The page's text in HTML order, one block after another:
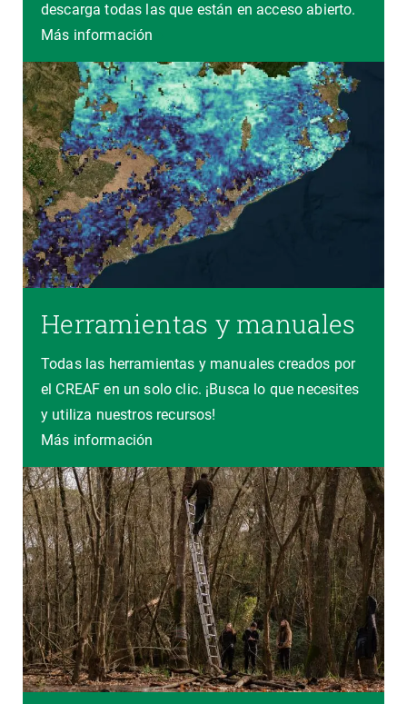
descarga todas las que están en acceso abierto.
Más información
Herramientas y manuales
Todas las herramientas y manuales creados por
el CREAF en un solo clic. ¡Busca lo que necesites
y utiliza nuestros recursos!
Más información